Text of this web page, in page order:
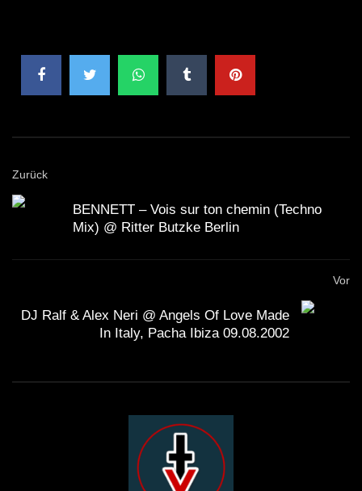
Zurück
BENNETT – Vois sur ton chemin (Techno
Mix) @ Ritter Butzke Berlin
Vor
DJ Ralf & Alex Neri @ Angels Of Love Made
In Italy, Pacha Ibiza 09.08.2002